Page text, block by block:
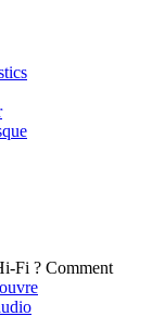
Comment